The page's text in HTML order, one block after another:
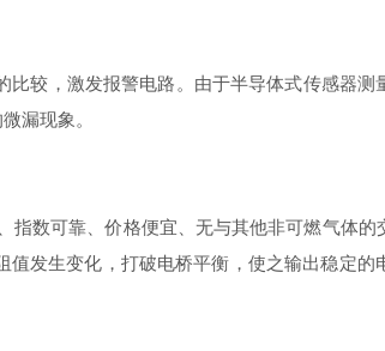
较，激发报警电路。由于半导体式传感器测
漏现象。
数可靠、价格便宜、无与其他非可燃气体的
发生变化，打破电桥平衡，使之输出稳定的